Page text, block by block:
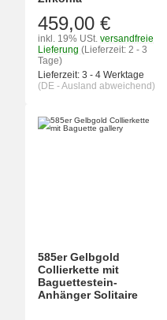
459,00 €
inkl. 19% USt. versandfreie
Lieferung (Lieferzeit: 2 - 3
Tage)
Lieferzeit: 3 - 4 Werktage
(DE - Ausland abweichend)
585er Gelbgold
Collierkette mit
Baguettestein-
Anhänger Solitaire